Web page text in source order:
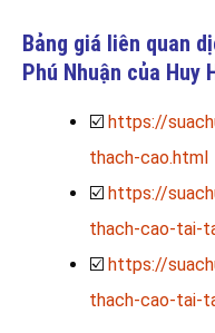
Bảng giá liên quan
Phú Nhuận của Huy
☑️ https://
thach-cao.html
☑️ https://
thach-cao-tai-
☑️ https://
thach-cao-tai-